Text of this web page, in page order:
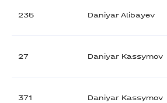
235 Daniyar Alibayev
27 Daniyar Kassymov
371 Daniyar Kassymov